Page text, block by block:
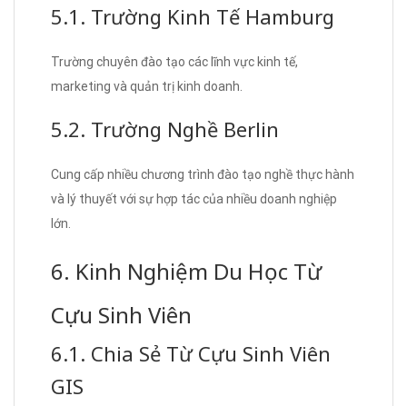
5.1. Trường Kinh Tế Hamburg
Trường chuyên đào tạo các lĩnh vực kinh tế,
marketing và quản trị kinh doanh.
5.2. Trường Nghề Berlin
Cung cấp nhiều chương trình đào tạo nghề thực hành
và lý thuyết với sự hợp tác của nhiều doanh nghiệp
lớn.
6. Kinh Nghiệm Du Học Từ
Cựu Sinh Viên
6.1. Chia Sẻ Từ Cựu Sinh Viên
GIS